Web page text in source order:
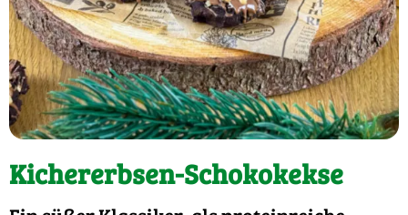
Kichererbsen-Schokokekse